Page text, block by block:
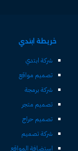
خريطة ابتدي
شركة ابتدي
تصميم مواقع
شركة برمجة
تصميم متجر
تصميم حراج
شركة تصميم
استضافة المواقع